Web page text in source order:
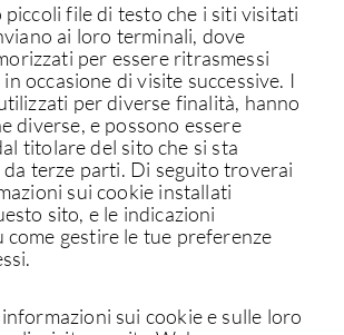
piccoli file di testo che i siti visitati
ai loro terminali, dove
per essere ritrasmessi
occasione di visite successive. I
per diverse finalità, hanno
diverse, e possono essere
titolare del sito che si sta
terze parti. Di seguito troverai
sui cookie installati
sito, e le indicazioni
come gestire le tue preferenze
sui cookie e sulle loro